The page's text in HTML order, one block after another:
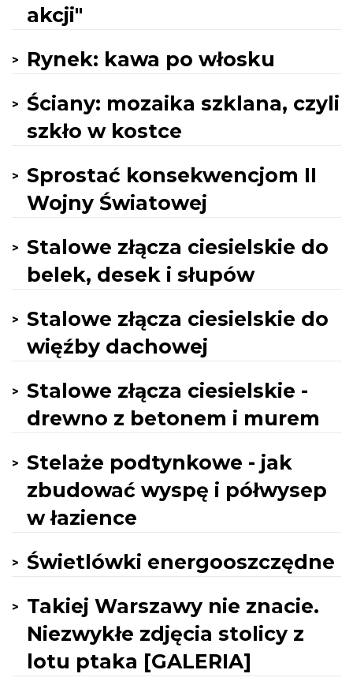
akcji"
Rynek: kawa po włosku
Ściany: mozaika szklana, czyli
szkło w kostce
Sprostać konsekwencjom II
Wojny Światowej
Stalowe złącza ciesielskie do
belek, desek i słupów
Stalowe złącza ciesielskie do
więźby dachowej
Stalowe złącza ciesielskie -
drewno z betonem i murem
Stelaże podtynkowe - jak
zbudować wyspę i półwysep
w łazience
Świetlówki energooszczędne
Takiej Warszawy nie znacie.
Niezwykłe zdjęcia stolicy z
lotu ptaka [GALERIA]